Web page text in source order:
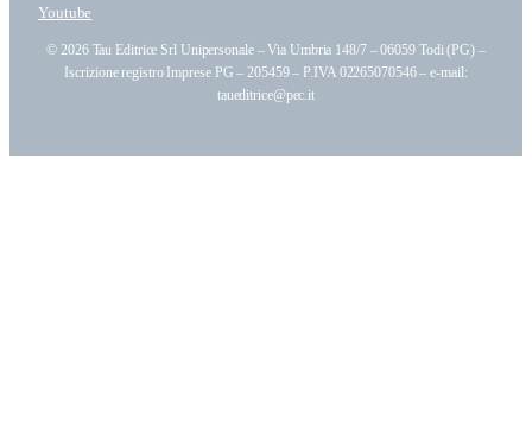
Youtube
© 2026 Tau Editrice Srl Unipersonale – Via Umbria 148/7 – 06059 Todi (PG) –
Iscrizione registro Imprese PG – 205459 – P.IVA 02265070546 – e-mail:
taueditrice@pec.it